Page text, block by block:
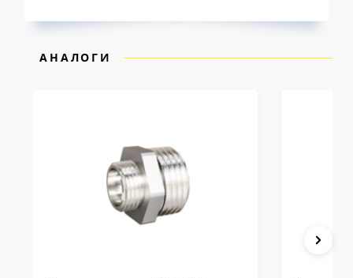
АНАЛОГИ